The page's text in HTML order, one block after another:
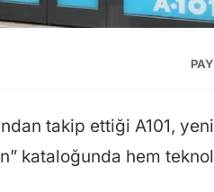
takip ettiği A101,
kataloğunda hem